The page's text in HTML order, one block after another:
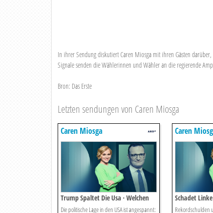
In ihrer Sendung diskutiert Caren Miosga mit ihren Gästen
Signale senden die Wählerinnen und Wähler an die regierende
Bron: Das Erste
Letzten sendungen von Caren Miosga
Caren Miosga
Trump Spaltet Die Usa · Welchen
Schaden Nimmt Die Demokratie.
Die politische Lage in den USA ist angespannt:
Caren
Schadet
Wohlstand,
Rekordschulden